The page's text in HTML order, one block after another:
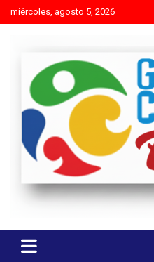
to
miércoles, agosto 5, 2026
Gente Cultura